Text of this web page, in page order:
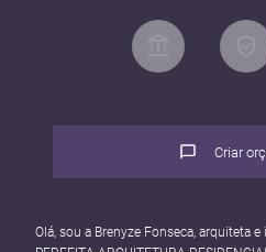
Criar
Olá, sou a Brenyze Fonseca, arquiteta